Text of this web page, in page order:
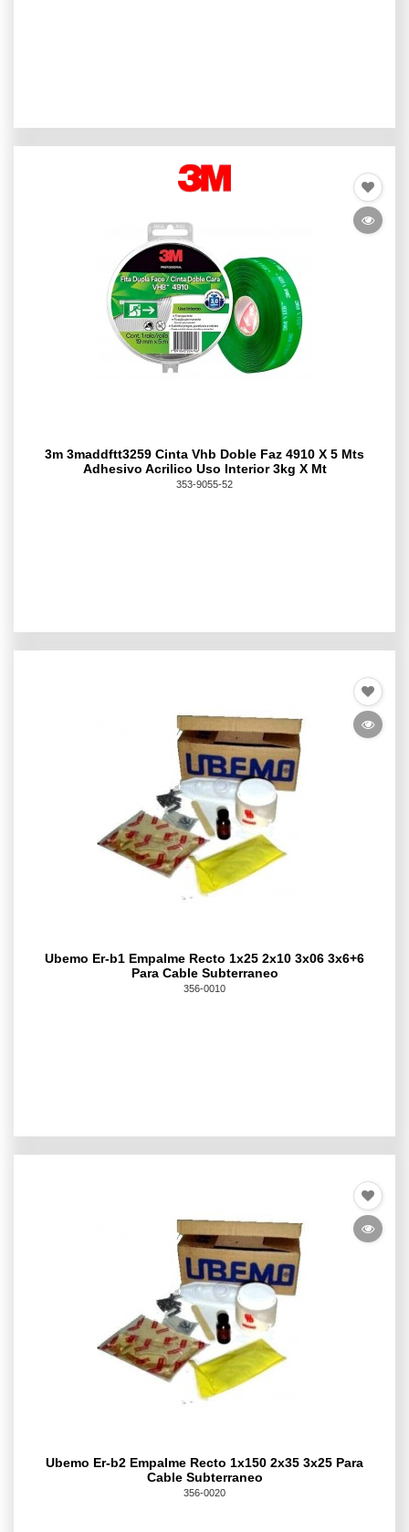
3m 3maddftt3259 Cinta Vhb Doble Faz 4910 X 5 Mts
Adhesivo Acrilico Uso Interior 3kg X Mt
353-9055-52
Ubemo Er-b1 Empalme Recto 1x25 2x10 3x06 3x6+6
Para Cable Subterraneo
356-0010
Ubemo Er-b2 Empalme Recto 1x150 2x35 3x25 Para
Cable Subterraneo
356-0020